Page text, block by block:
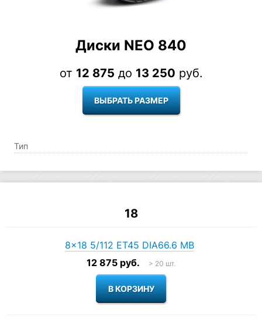
Диски NEO 840
от 12 875 до 13 250 руб.
ВЫБРАТЬ РАЗМЕР
Тип
18
8×18 5/112 ET45 DIA66.6 MB
12 875 руб.
> 20 шт.